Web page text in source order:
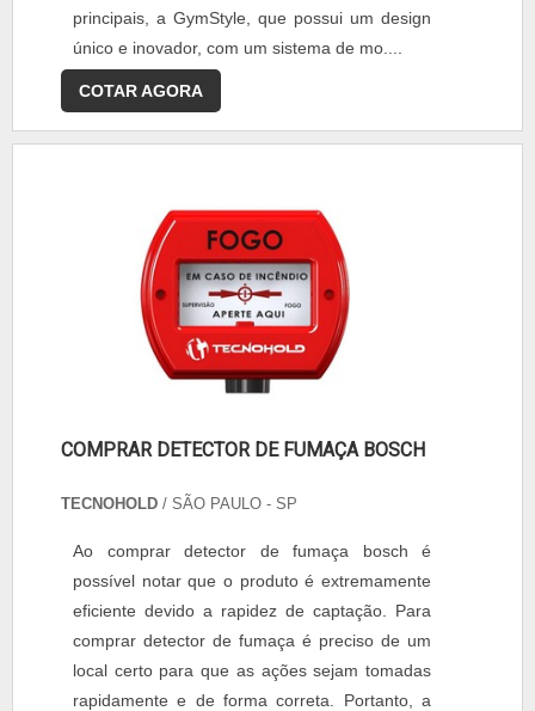
principais, a GymStyle, que possui um design
único e inovador, com um sistema de mo....
COTAR AGORA
COMPRAR DETECTOR DE FUMAÇA BOSCH
TECNOHOLD / SÃO PAULO - SP
Ao comprar detector de fumaça bosch é
possível notar que o produto é extremamente
eficiente devido a rapidez de captação. Para
comprar detector de fumaça é preciso de um
local certo para que as ações sejam tomadas
rapidamente e de forma correta. Portanto, a